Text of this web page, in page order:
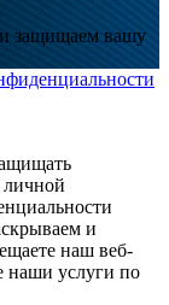
и защищаем вашу
личной
и
наш веб-
наши услуги по